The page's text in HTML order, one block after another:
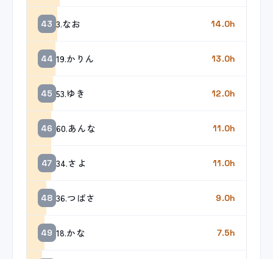
43 3.なお 14.0h
44 19.かりん 13.0h
45 53.ゆき 12.0h
46 60.あんな 11.0h
47 34.さよ 11.0h
48 36.つばさ 9.0h
49 18.かな 7.5h